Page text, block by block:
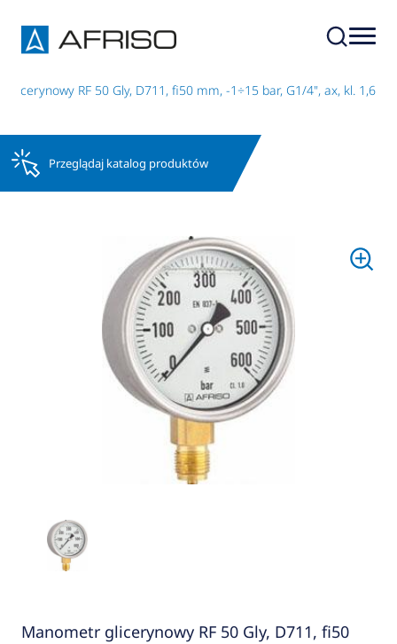
RF 50 Gly, D711, fi50 mm, -1÷15 bar, G1/4", ax, kl. 1,6
Przeglądaj katalog produktów
Manometr glicerynowy RF 50 Gly, D711, fi50